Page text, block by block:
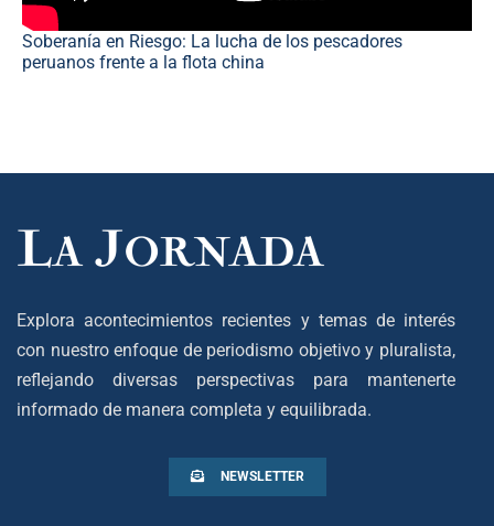
Soberanía en Riesgo: La lucha de los pescadores
peruanos frente a la flota china
Explora acontecimientos recientes y temas de interés
con nuestro enfoque de periodismo objetivo y pluralista,
reflejando diversas perspectivas para mantenerte
informado de manera completa y equilibrada.
NEWSLETTER